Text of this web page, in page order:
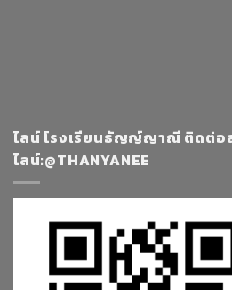
ไลน์ โรงเรียนธัญญ์ญาณี ติดต่อ
ไลน์:@THANYANEE